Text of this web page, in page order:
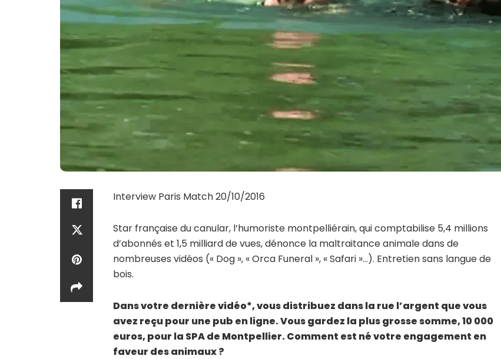
Interview Paris Match 20/10/2016
Star française du canular, l’humoriste montpelliérain, qui comptabilise 5,4 millions
d’abonnés et 1,5 milliard de vues, dénonce la maltraitance animale dans de
nombreuses vidéos (« Dog », « Orca Funeral », « Safari »…). Entretien sans langue de
bois.
Dans votre dernière vidéo*, vous distribuez dans la rue l’argent que vous
avez reçu pour une pub en ligne. Vous gardez la plus grosse somme, 10 000
euros, pour la SPA de Montpellier. Comment est né votre engagement en
faveur des animaux ?